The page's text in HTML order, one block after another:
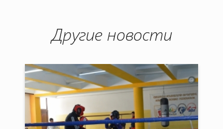
Другие новости